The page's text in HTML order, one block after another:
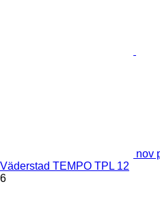
nov
Väderstad TEMPO TPL 12
6